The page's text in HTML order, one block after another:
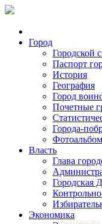
Город
Городской
Паспорт
История
География
Город
Почетные
Города-
Фотоальбом
Власть
Глава
Городская
Экономика